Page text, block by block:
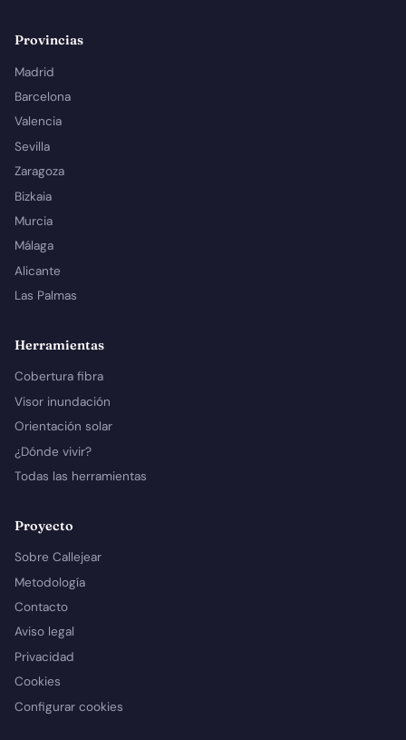
Provincias
Madrid
Barcelona
Valencia
Sevilla
Zaragoza
Bizkaia
Murcia
Málaga
Alicante
Las Palmas
Herramientas
Cobertura fibra
Visor inundación
Orientación solar
¿Dónde vivir?
Todas las herramientas
Proyecto
Sobre Callejear
Metodología
Contacto
Aviso legal
Privacidad
Cookies
Configurar cookies